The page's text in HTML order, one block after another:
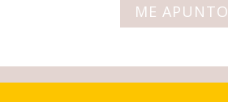
ME APUNTO